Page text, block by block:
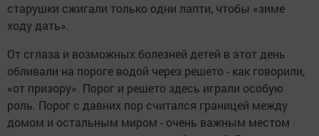
старушки сжигали только одни лапти, чтобы «зиме
ходу дать».
От сглаза и возможных болезней детей в этот день
обливали на пороге водой через решето - как говорили,
«от призору». Порог и решето здесь играли особую
роль. Порог с давних пор считался границей между
домом и остальным миром - очень важным местом